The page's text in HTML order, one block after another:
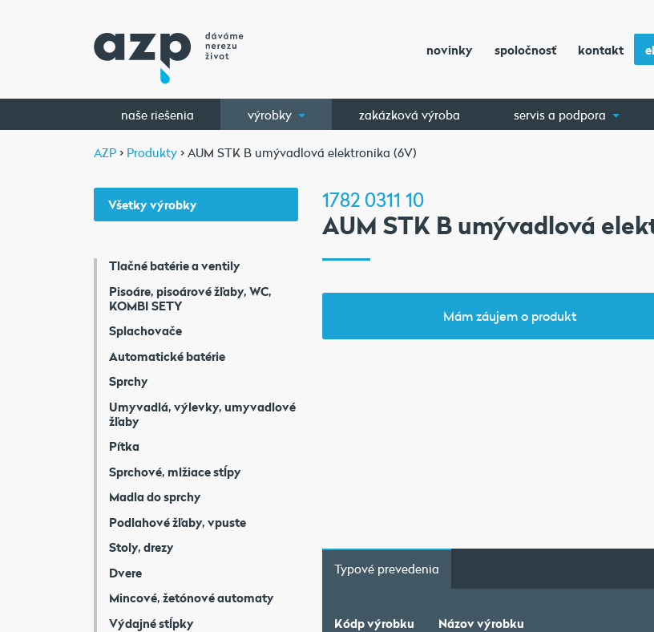
novinky spoločnosť kontakt
naše riešenia výrobky zakázková výroba servis a podpora
AZP > Produkty > AUM STK B umývadlová elektronika (6V)
Všetky výrobky
Tlačné batérie a ventily
Pisoáre, pisoárové žľaby, WC,
KOMBI SETY
Splachovače
Automatické batérie
Sprchy
Umyvadlá, výlevky, umyvadlové
žľaby
Pítka
Sprchové, mlžiace stĺpy
Madla do sprchy
Podlahové žľaby, vpuste
Stoly, drezy
Dvere
Mincové, žetónové automaty
Výdajné stĺpky
1782 0311 10
AUM STK B umývadlová
Mám záujem o produkt
Typové prevedenia
Kódp výrobku Názov výrobku